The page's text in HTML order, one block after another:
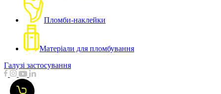
Пломби-наклейки
Матеріали для пломбування
Галузі застосування